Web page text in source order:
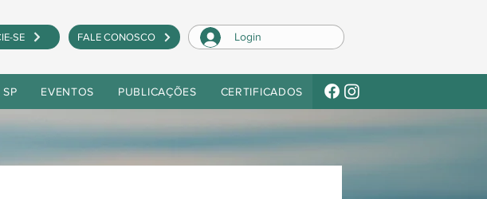
SE FALE CONOSCO Login
EVENTOS PUBLICAÇÕES CERTIFICADOS